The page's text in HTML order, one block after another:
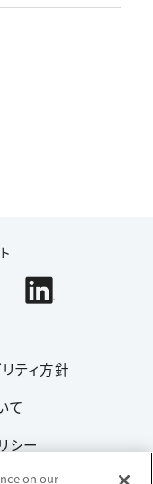
ティ方針
て
シー
on our